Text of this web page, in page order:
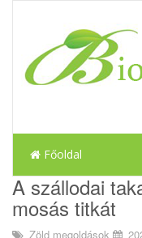
Főoldal
A szállodai
mosás titkát
Zöld megoldások